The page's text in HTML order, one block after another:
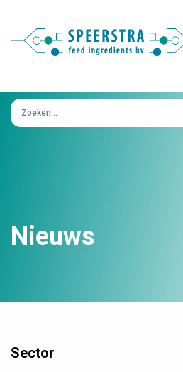
Zoeken op:
Nieuws
Sector